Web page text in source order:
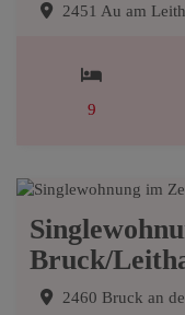
2451 Au am
9
Bruck/
2460 Bruck an